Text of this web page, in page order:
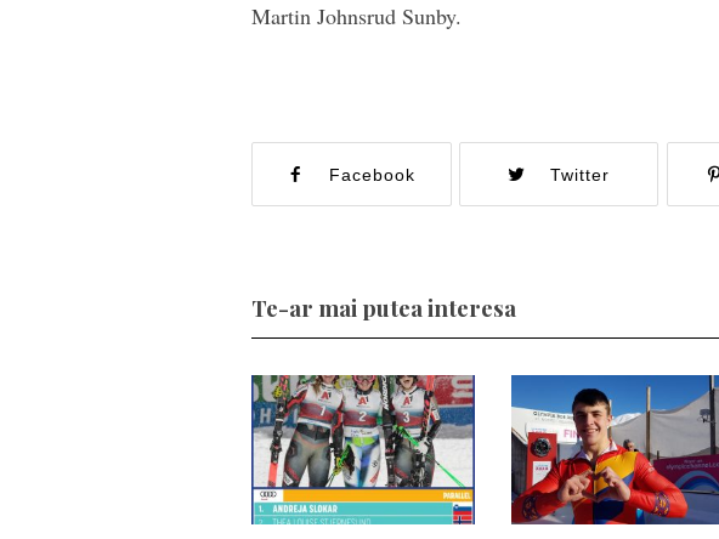
Martin Johnsrud Sunby.
Facebook Twitter
Te-ar mai putea interesa